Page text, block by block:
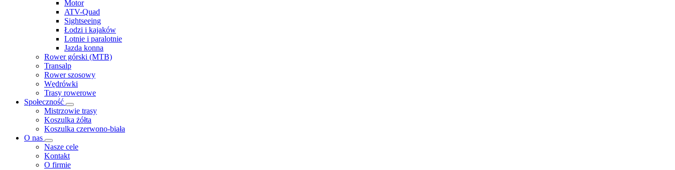
Motor
ATV-Quad
Sightseeing
Łodzi i kajaków
Lotnie i paralotnie
Jazda konna
Rower górski (MTB)
Transalp
Rower szosowy
Wędrówki
Trasy rowerowe
Społeczność
Mistrzowie trasy
Koszulka żółta
Koszulka czerwono-biała
O nas
Nasze cele
Kontakt
O firmie